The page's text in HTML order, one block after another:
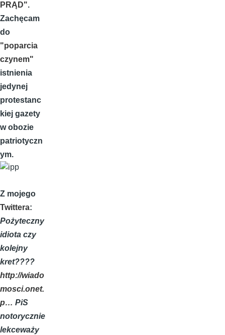
PRĄD".
Zachęcam
do
"poparcia
czynem"
istnienia
jedynej
protestanc
kiej gazety
w obozie
patriotyczn
ym.
Z mojego
Twittera:
Pożyteczny
idiota czy
kolejny
kret????
http://wiado
mosci.onet.
p… PiS
notorycznie
lekceważy